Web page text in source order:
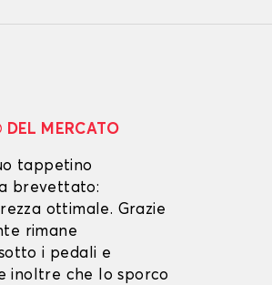
DEL MERCATO
tappetino
brevettato:
ottimale. Grazie
rimane
i pedali e
inoltre che lo sporco